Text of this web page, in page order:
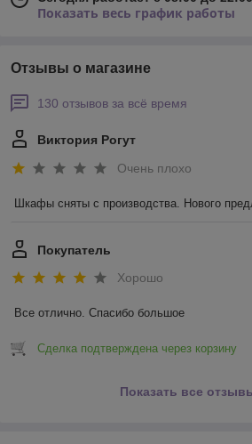
Показать весь график работы
Отзывы о магазине
130 отзывов за всё время
Виктория Рогут
Очень плохо
Шкафы сняты с производства. Нового
Покупатель
Хорошо
Все отлично. Спасибо большое
Сделка подтверждена через корзину
Показать все